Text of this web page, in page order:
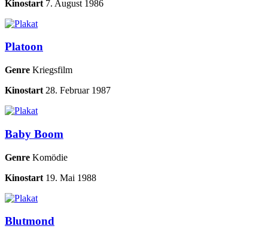
Kinostart 7. August 1986
Platoon
Genre Kriegsfilm
Kinostart 28. Februar 1987
Baby Boom
Genre Komödie
Kinostart 19. Mai 1988
Blutmond